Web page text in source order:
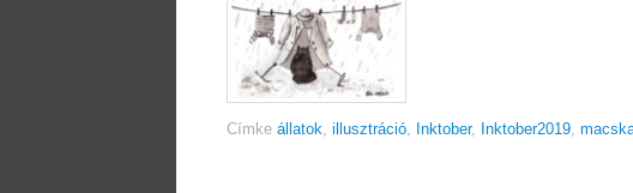
Címke állatok, illusztráció, Inktober, Inktober2019,